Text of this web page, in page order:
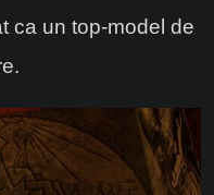
ca un top-model de